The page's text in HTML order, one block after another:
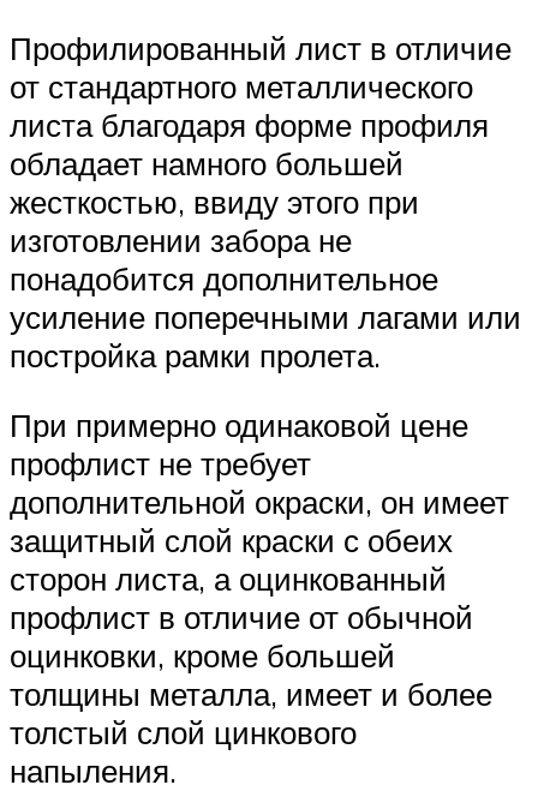
Профилированный лист в отличие
от стандартного металлического
листа благодаря форме профиля
обладает намного большей
жесткостью, ввиду этого при
изготовлении забора не
понадобится дополнительное
усиление поперечными лагами или
постройка рамки пролета.
При примерно одинаковой цене
профлист не требует
дополнительной окраски, он имеет
защитный слой краски с обеих
сторон листа, а оцинкованный
профлист в отличие от обычной
оцинковки, кроме большей
толщины металла, имеет и более
толстый слой цинкового
напыления.